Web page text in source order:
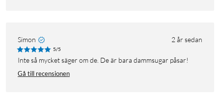
Simon 2 år sedan
5/5
Inte så mycket säger om de. De är bara dammsugar påsar!
Gå till recensionen